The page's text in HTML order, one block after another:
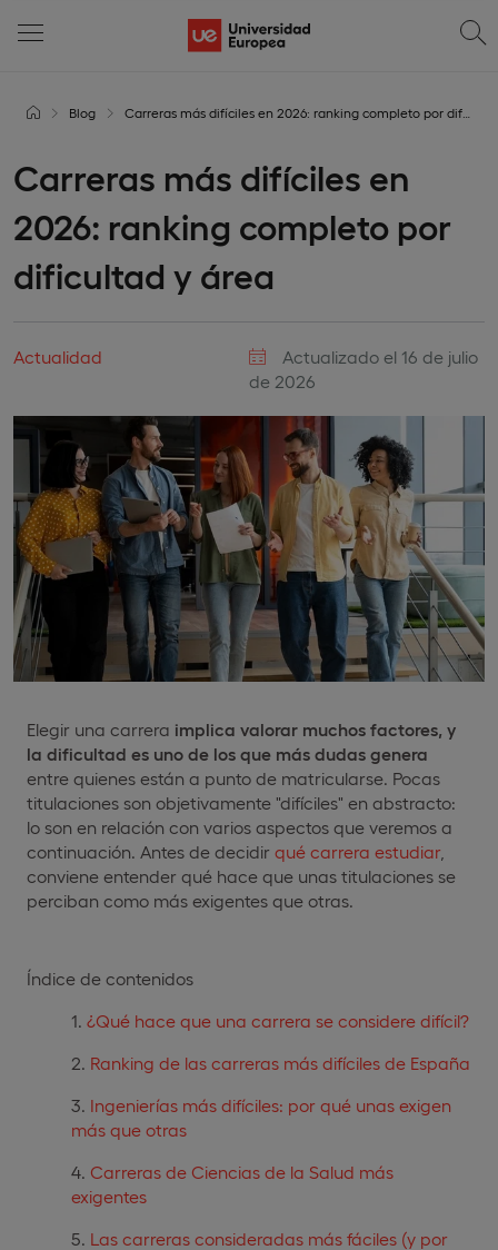
Blog Carreras más difíciles en 2026: ranking completo por dificultad y área
Carreras más difíciles en
2026: ranking completo por
dificultad y área
Actualidad
Actualizado el 16 de julio
de 2026
Elegir una carrera implica valorar muchos factores, y
la dificultad es uno de los que más dudas genera
entre quienes están a punto de matricularse. Pocas
titulaciones son objetivamente "difíciles" en abstracto:
lo son en relación con varios aspectos que veremos a
continuación. Antes de decidir qué carrera estudiar
conviene entender qué hace que unas titulaciones se
perciban como más exigentes que otras.
Índice de contenidos
¿Qué hace que una carrera se considere difícil?
Ranking de las carreras más difíciles de España
Ingenierías más difíciles: por qué unas exigen
más que otras
Carreras de Ciencias de la Salud más
exigentes
Las carreras consideradas más fáciles (y por